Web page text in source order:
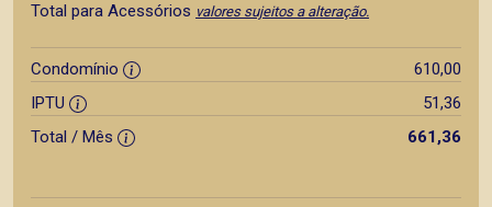
Total para Acessórios valores sujeitos a alteração.
Condomínio
610,00
IPTU
51,36
Total / Mês
661,36